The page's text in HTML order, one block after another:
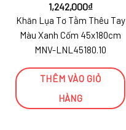
1,242,000₫
Khăn Lụa Tơ Tằm Thêu Tay
Màu Xanh Cốm 45x180cm
MNV-LNL45180.10
THÊM VÀO GIỎ
HÀNG